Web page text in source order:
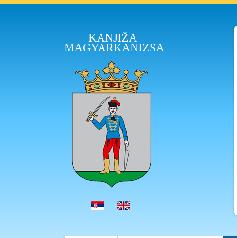
KANJIŽA
MAGYARKANIZSA